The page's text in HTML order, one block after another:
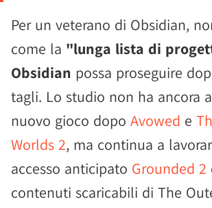
Per un veterano di Obsidian,
come la "lunga lista di
Obsidian possa proseguire
tagli. Lo studio non ha ancora
nuovo gioco dopo Avowed e
Worlds 2, ma continua a
accesso anticipato Grounded 2
contenuti scaricabili di The